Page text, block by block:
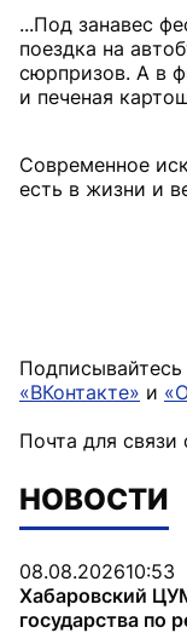
...Под занавес
поездка на
сюрпризов. А в
и печеная
Современное
есть в жизни и
«ВКонтакте» и
Почта для связи
НОВОСТИ
08.08.202610:53
Хабаровский
государства по